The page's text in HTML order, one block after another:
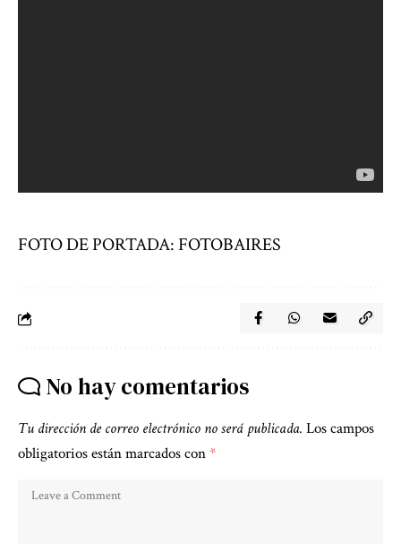
FOTO DE PORTADA: FOTOBAIRES
No hay comentarios
Tu dirección de correo electrónico no será publicada. Los campos
obligatorios están marcados con*